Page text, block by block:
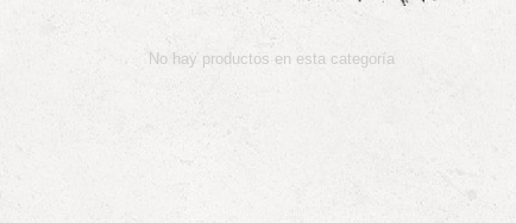
No hay productos en esta categoría